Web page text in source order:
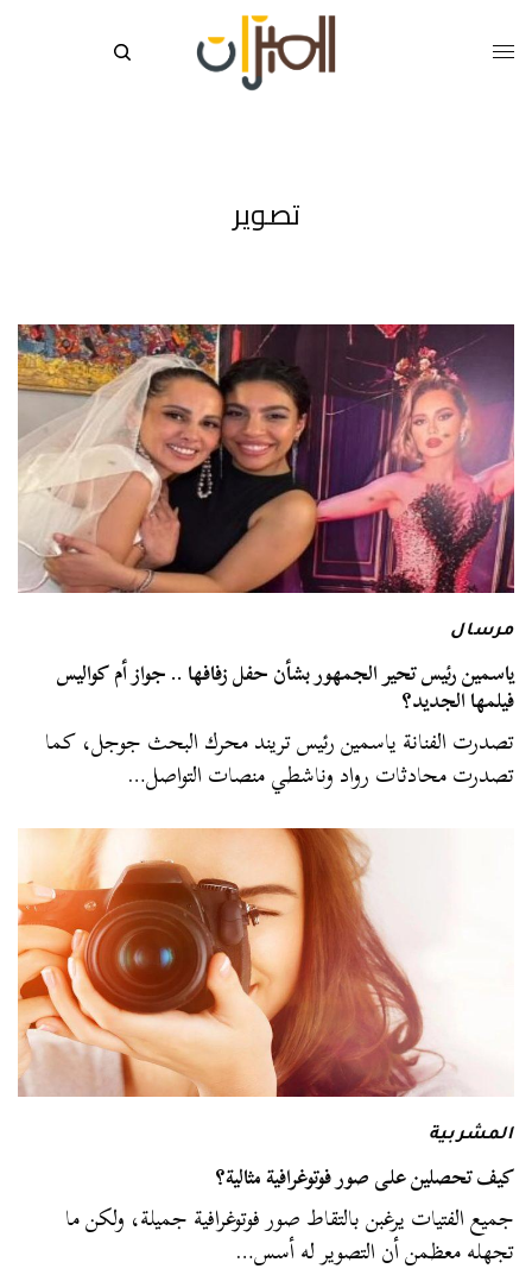
تصوير
مرسال
ياسمين رئيس تحير الجمهور بشأن حفل زفافها .. جواز أم كواليس
فيلمها الجديد؟
تصدرت الفنانة ياسمين رئيس تريند محرك البحث جوجل، كما
تصدرت محادثات رواد وناشطي منصات التواصل…
المشربية
كيف تحصلين على صور فوتوغرافية مثالية؟
جميع الفتيات يرغبن بالتقاط صور فوتوغرافية جميلة، ولكن ما
تجهله معظمن أن التصوير له أسس…